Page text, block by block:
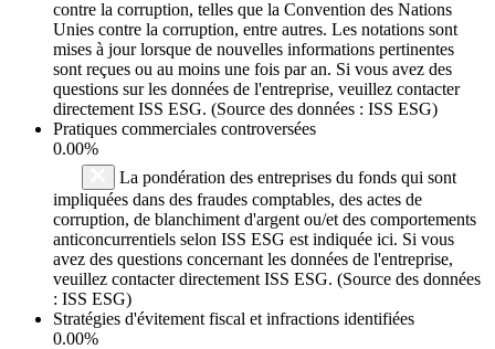
contre la corruption, telles que la Convention des Nations
Unies contre la corruption, entre autres. Les notations sont
mises à jour lorsque de nouvelles informations pertinentes
sont reçues ou au moins une fois par an. Si vous avez des
questions sur les données de l'entreprise, veuillez contacter
directement ISS ESG. (Source des données : ISS ESG)
Pratiques commerciales controversées
0.00%
La pondération des entreprises du fonds qui sont
impliquées dans des fraudes comptables, des actes de
corruption, de blanchiment d'argent ou/et des comportements
anticoncurrentiels selon ISS ESG est indiquée ici. Si vous
avez des questions concernant les données de l'entreprise,
veuillez contacter directement ISS ESG. (Source des données
: ISS ESG)
Stratégies d'évitement fiscal et infractions identifiées
0.00%